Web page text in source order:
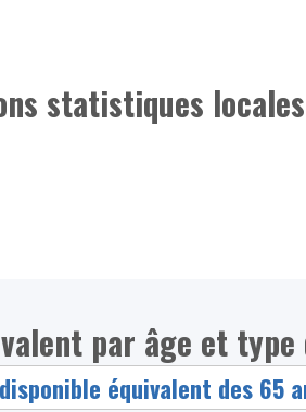
statistiques
par âge et type